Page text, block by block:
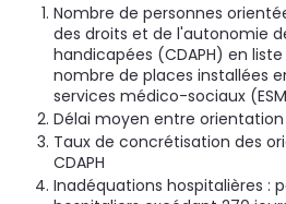
Nombre de personnes
des droits et de l'autonomie
handicapées (CDAPH) en
nombre de places installées
services médico-sociaux
Délai moyen entre
Taux de concrétisation des
CDAPH
Inadéquations hospitalières :